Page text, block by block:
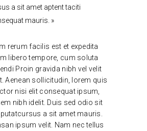
a sit amet aptent taciti
mauris. »
rerum facilis est et expedita
libero tempore, cum soluta
Proin gravida nibh vel velit
Aenean sollicitudin, lorem quis
nisi elit consequat ipsum,
nibh idelit. Duis sed odio sit
a sit amet mauris.
ipsum velit. Nam nec tellus